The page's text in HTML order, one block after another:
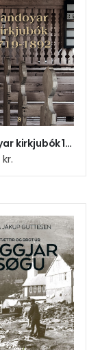
Sandoyar kirkjubók 1719 - 1892 (4)
kr.